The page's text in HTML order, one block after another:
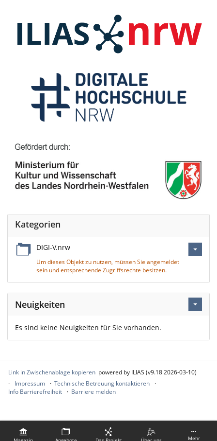
Mehr
Kategorien
DIGI-V.nrw
Um dieses Objekt zu nutzen, müssen Sie angemeldet
sein und entsprechende Zugriffsrechte besitzen.
Neuigkeiten
Es sind keine Neuigkeiten für Sie vorhanden.
Link in Zwischenablage kopieren powered by ILIAS (v9.18 2026-03-10)
Impressum
Technische Betreuung kontaktieren
Info Barrierefreiheit
Barriere melden